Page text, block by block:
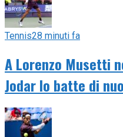
Tennis28 minuti fa
A Lorenzo Musetti
Jodar lo batte di